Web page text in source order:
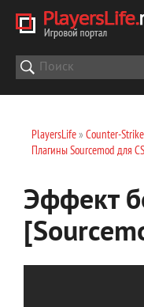
PlayersLife» Counter-
Плагины Sourcemod для
Эффект